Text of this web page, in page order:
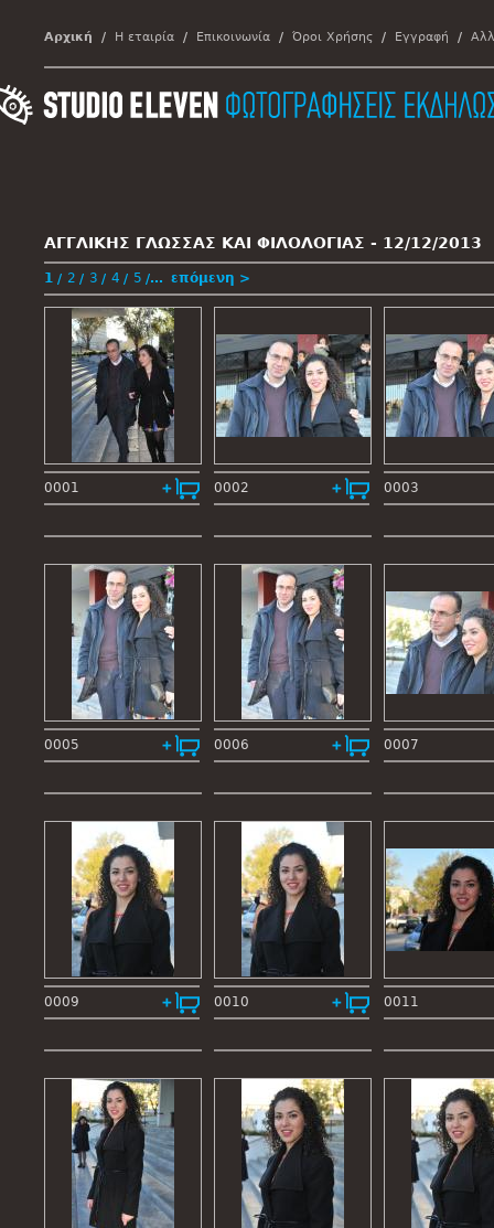
Αρχική Η εταιρία Επικοινωνία Όροι Χρήσης Εγγραφή
ΑΓΓΛΙΚΗΣ ΓΛΩΣΣΑΣ ΚΑΙ ΦΙΛΟΛΟΓΙΑΣ - 12/12/2013
1 2 3 4 5 … επόμενη >
0001 0002 0003
0005 0006 0007
0009 0010 0011